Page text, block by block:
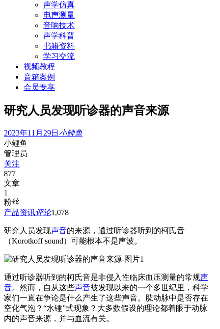
声学仿真
电声测量
音响技术
声学科普
书籍资料
学习交流
视频教程
音箱案例
会员专享
研究人员发现听诊器的声音来源
2023年11月29日 小鲤鱼
小鲤鱼
管理员
关注
877
文章
1
粉丝
产品资讯评论1,078
研究人员发现声音的来源，通过听诊器听到的柯氏音
（Korotkoff sound）可能根本不是声波。
通过听诊器听到的柯氏音是非侵入性临床血压测量的常规声
音。然而，自从这些声音被发现以来的一个多世纪里，科学
家们一直在争论是什么产生了这些声音。肱动脉中是否存在
空化气泡？“水锤”式现象？大多数假设的理论都着眼于动脉
内的声音来源，并与血流有关。